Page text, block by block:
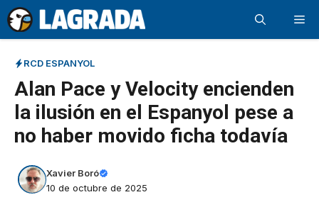
Saltar
al
contenido
RCD ESPANYOL
Alan Pace y Velocity encienden
la ilusión en el Espanyol pese a
no haber movido ficha todavía
Xavier Boró
10 de octubre de 2025